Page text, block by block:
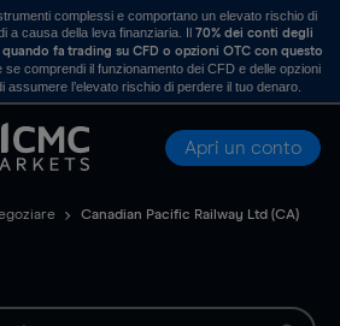
complessi e comportano un elevato rischio di
a causa della leva finanziaria. Il70% dei conti degli
fa trading su CFD o opzioni OTC con questo
se comprendi il funzionamento dei CFD e delle opzioni
l’elevato rischio di perdere il tuo denaro.
Apri un conto
Canadian Pacific Railway Ltd (CA)